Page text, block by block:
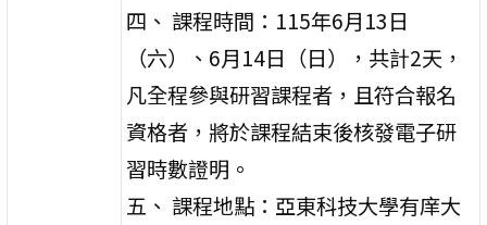
四、 課程時間：115年6月13日
（六）、6月14日（日），共計2天，
凡全程參與研習課程者，且符合報名
資格者，將於課程結束後核發電子研
習時數證明。
五、 課程地點：亞東科技大學有庠大